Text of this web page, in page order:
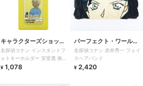
キャラクターズショッ
プ ラフラフ
名探偵コナン インスタントフ
ォトキーホルダー 安室透 推し
活グッズ
¥ 1,078
パーフェクト・ワール
ド・トーキョー
名探偵コナン 赤井秀一 フェイ
スヘアバンド
¥ 2,420